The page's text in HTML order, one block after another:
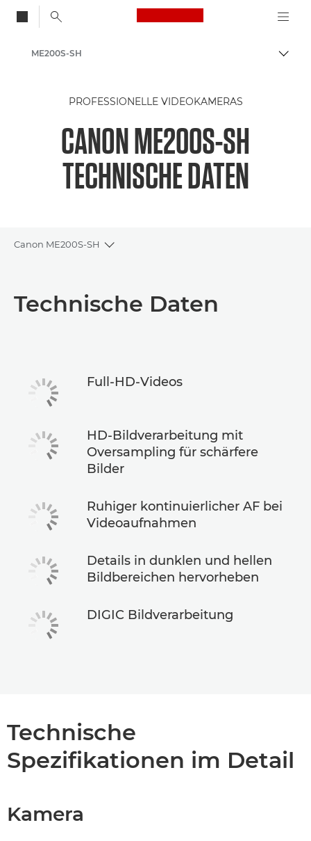
Canon Logo, back
Auf
ME200S-SH
PROFESSIONELLE VIDEOKAMERAS
CANON ME200S-SH
TECHNISCHE DATEN
Canon ME200S-SH
Toggle breadcrumbs
Technische Daten
Technische Daten
Full-HD-Videos
HD-Bildverarbeitung mit
Oversampling für schärfere
Bilder
Ruhiger kontinuierlicher AF bei
Videoaufnahmen
Details in dunklen und hellen
Bildbereichen hervorheben
DIGIC Bildverarbeitung
Technische
Spezifikationen im Detail
Kamera